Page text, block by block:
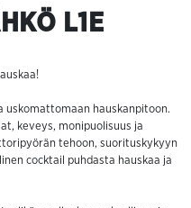
L1E
uskomattomaan hauskanpitoon.
keveys, monipuolisuus ja
tehoon, suorituskykyyn
cocktail puhdasta hauskaa ja